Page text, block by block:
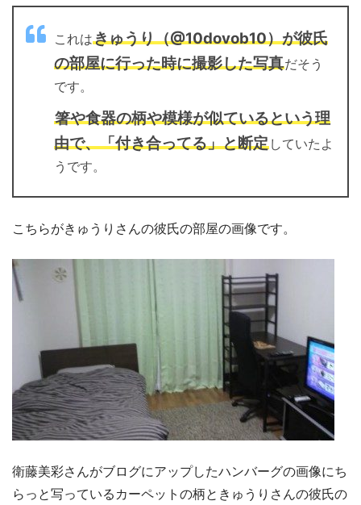
これはきゅうり（@10dovob10）が彼氏
の部屋に行った時に撮影した写真だそう
です。
箸や食器の柄や模様が似ているという理
由で、「付き合ってる」と断定 していたよ
うです。
こちらがきゅうりさんの彼氏の部屋の画像です。
衛藤美彩さんがブログにアップしたハンバーグの画像にち
らっと写っているカーペットの柄ときゅうりさんの彼氏の